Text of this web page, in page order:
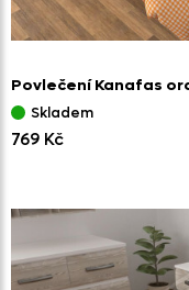
Povlečení Kanafas
Skladem
769 Kč